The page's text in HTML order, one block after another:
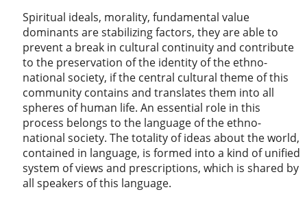
Spiritual ideals, morality, fundamental value
dominants are stabilizing factors, they are able to
prevent a break in cultural continuity and contribute
to the preservation of the identity of the ethno-
national society, if the central cultural theme of this
community contains and translates them into all
spheres of human life. An essential role in this
process belongs to the language of the ethno-
national society. The totality of ideas about the world,
contained in language, is formed into a kind of unified
system of views and prescriptions, which is shared by
all speakers of this language.